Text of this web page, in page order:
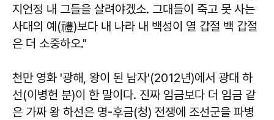
지언정 내 그들을 살려야겠소. 그대들이 죽고 못 사는
사대의 예(禮)보다 내 나라 내 백성이 열 갑절 백 갑절
은 더 소중하오."
천만 영화 '광해, 왕이 된 남자'(2012년)에서 광대 하
선(이병헌 분)이 한 말이다. 진짜 임금보다 더 임금 같
은 가짜 왕 하선은 명-후금(청) 전쟁에 조선군을 파병